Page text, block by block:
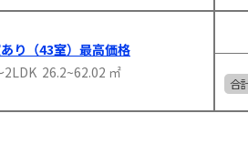
り（43室）最高価格
2LDK 26.2~62.02 ㎡
合